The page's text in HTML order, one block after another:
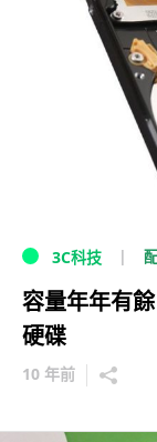
3C科技
容量年年有
硬碟
10 年前